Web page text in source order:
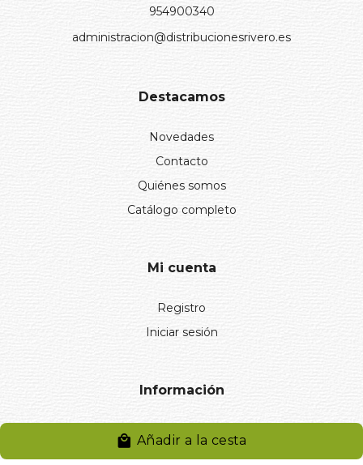
Añadir a la cesta
954900340
administracion@distribucionesrivero.es
Destacamos
Novedades
Contacto
Quiénes somos
Catálogo completo
Mi cuenta
Registro
Iniciar sesión
Información